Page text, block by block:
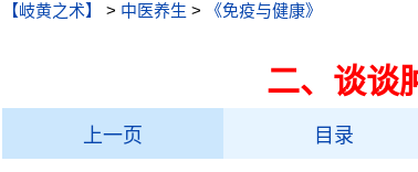
【岐黄之术】 > 中医养生 > 《免疫与健康》
二、谈谈
上一页 目录